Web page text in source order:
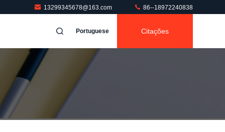
13299345678@163.com 86--18972240838
Portuguese Citações